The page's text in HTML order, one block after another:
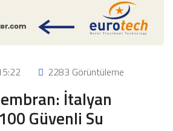
2283 Görüntüleme
İtalyan
Güvenli Su